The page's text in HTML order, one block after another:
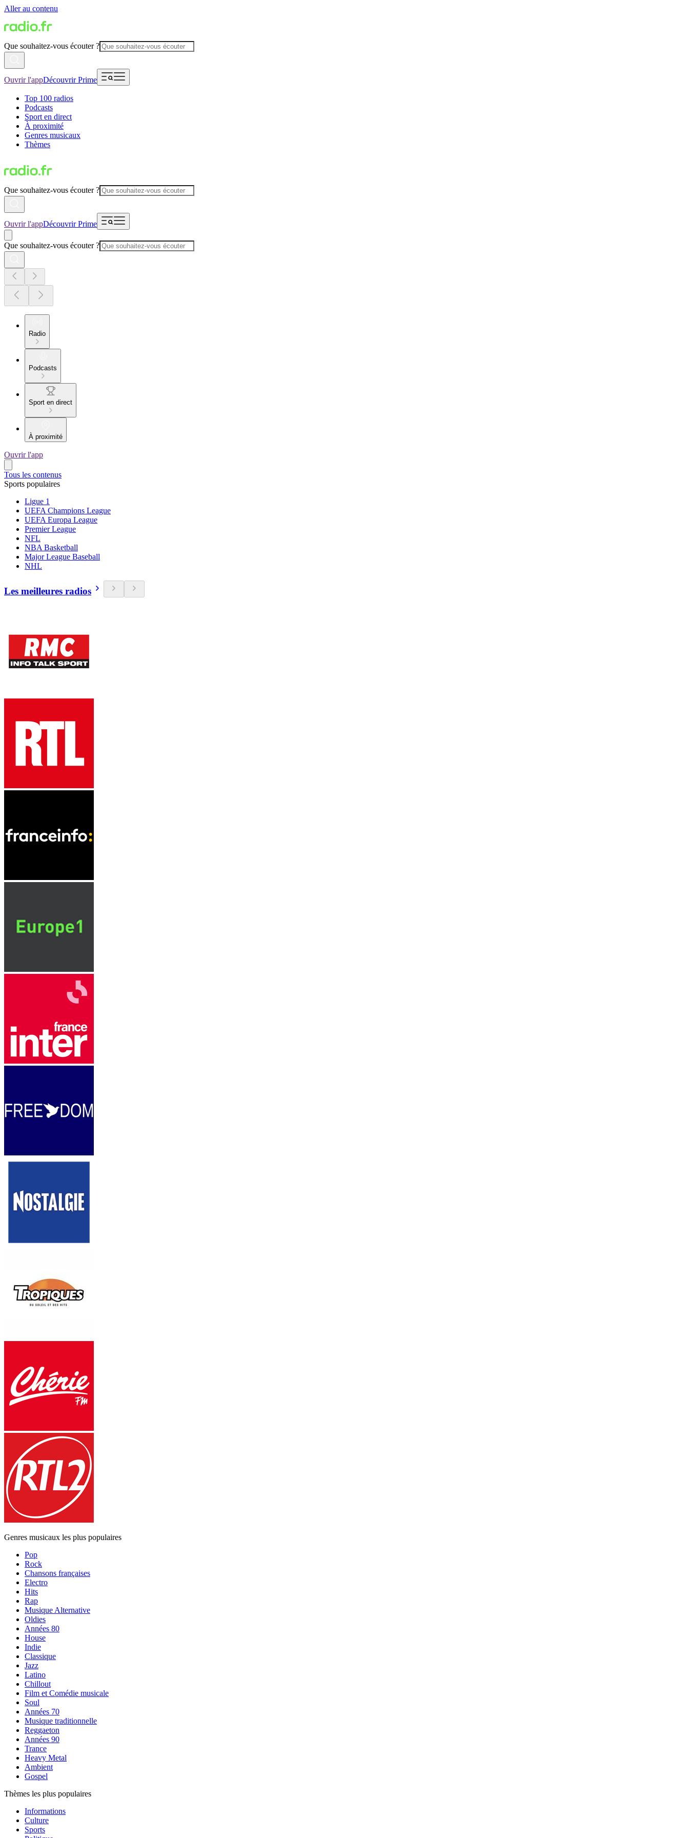
Aller au contenu
Que souhaitez-vous écouter ?
Ouvrir l'appDécouvrir Prime
Top 100 radios
Podcasts
Sport en direct
À proximité
Genres musicaux
Thèmes
Que souhaitez-vous écouter ?
Ouvrir l'appDécouvrir Prime
Que souhaitez-vous écouter ?
Radio
Podcasts
Sport en direct
À proximité
Ouvrir l'app
Tous les contenus
Sports populaires
Ligue 1
UEFA Champions League
UEFA Europa League
Premier League
NFL
NBA Basketball
Major League Baseball
NHL
Les meilleures radios
Genres musicaux les plus populaires
Pop
Rock
Chansons françaises
Electro
Hits
Rap
Musique Alternative
Oldies
Années 80
House
Indie
Classique
Jazz
Latino
Chillout
Film et Comédie musicale
Soul
Années 70
Musique traditionnelle
Reggaeton
Années 90
Trance
Heavy Metal
Ambient
Gospel
Thèmes les plus populaires
Informations
Culture
Sports